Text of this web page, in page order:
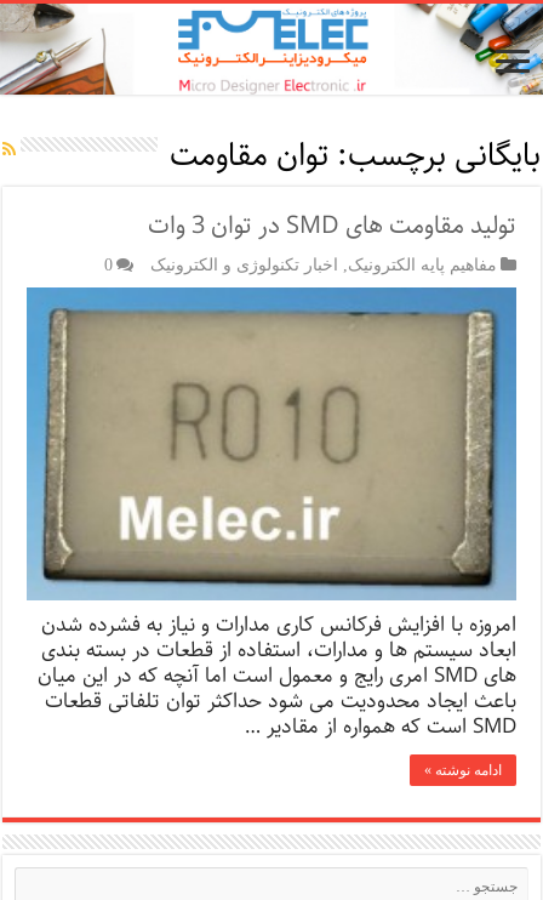
بایگانی برچسب: توان مقاومت
تولید مقاومت های SMD در توان 3 وات
مفاهیم پایه الکترونیک اخبار تکنولوژی و الکترونیک 0
امروزه با افزایش فرکانس کاری مدارات و نیاز به فشرده شدن
ابعاد سیستم ها و مدارات، استفاده از قطعات در بسته بندی
های SMD امری رایج و معمول است اما آنچه که در این میان
باعث ایجاد محدودیت می شود حداکثر توان تلفاتی قطعات
SMD است که همواره از مقادیر …
ادامه نوشته »